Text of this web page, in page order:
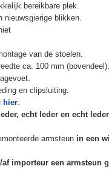
bereikbare plek.
blikken.
van de stoelen.
ca. 100 mm (bovendeel).
en clipsluiting.
hier.
echt leder en echt
armsteun in een
importeur een armsteun